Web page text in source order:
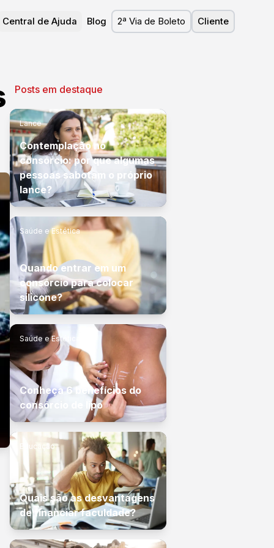
Central de Ajuda Blog 2ª Via de Boleto Cliente
Posts em destaque
Lance
Contemplação no
consórcio: por que algumas
pessoas sabotam o próprio
lance?
Saúde e Estética
Quando entrar em um
consórcio para colocar
silicone?
Saúde e Estética
Conheça 6 benefícios do
consórcio de lipo
Educação
Quais são as desvantagens
de financiar faculdade?